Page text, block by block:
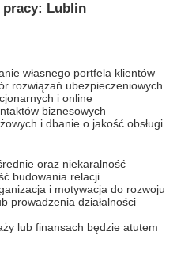
pracy: Lublin
własnego portfela klientów
rozwiązań ubezpieczeniowych
i online
biznesowych
i dbanie o jakość obsługi
oraz niekaralność
budowania relacji
i motywacja do rozwoju
prowadzenia działalności
lub finansach będzie atutem